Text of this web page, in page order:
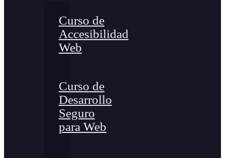
Curso de
Accesibilidad
Web
Curso de
Desarrollo
Seguro
para Web